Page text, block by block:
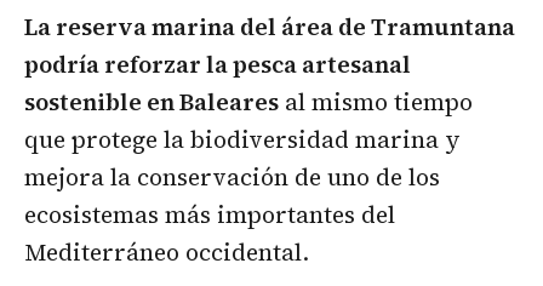
La reserva marina del área de Tramuntana
podría reforzar la pesca artesanal
sostenible en Baleares al mismo tiempo
que protege la biodiversidad marina y
mejora la conservación de uno de los
ecosistemas más importantes del
Mediterráneo occidental.